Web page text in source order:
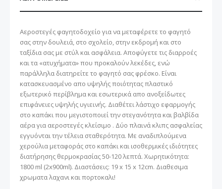
Αεροστεγές φαγητοδοχείο για να μεταφέρετε το φαγητό
σας στην δουλειά, στο σχολείο, στην εκδρομή και στο
ταξίδια σας με στύλ και ασφάλεια. Αποφύγετε τις διαρροές
και τα «ατυχήματα» που προκαλούν λεκέδες, ενώ
παράλληλα διατηρείτε το φαγητό σας φρέσκο. Είναι
κατασκευασμένο απο υψηλής ποιότητας πλαστικό
εξωτερικό περίβλημα και εσωτερικά απο ανοξείδωτες
επιφάνειες υψηλής υγιεινής. Διαθέτει λάστιχο εφαρμογής
στο καπάκι που μεγιστοποιεί την στεγανότητα και βαλβίδα
αέρα για αεροστεγές κλείσιμο . Δύο πλαινά κλιπς ασφαλείας
εγγυόνται την τέλεια σταθερότητα. Με αναδιπλούμενα
χερούλια μεταφοράς στο καπάκι και ισοθερμικές ιδιότητες
διατήρησης θερμοκρασίας 50-120 λεπτά. Χωρητικότητα:
1800 ml (2x900ml). Διαστάσεις: 19 x 15 x 12cm. Διαθεσιμα
χρωματα λαχανι και πορτοκαλι!